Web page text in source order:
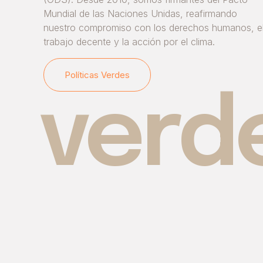
Mundial de las Naciones Unidas, reafirmando
nuestro compromiso con los derechos humanos,
trabajo decente y la acción por el clima.
Políticas Verdes